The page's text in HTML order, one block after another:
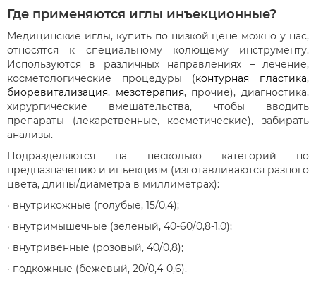
Где применяются иглы инъекционные?
Медицинские иглы, купить по низкой цене можно у нас,
относятся к специальному колющему инструменту.
Используются в различных направлениях – лечение,
косметологические процедуры (контурная пластика,
биоревитализация, мезотерапия, прочие), диагностика,
хирургические вмешательства, чтобы вводить
препараты (лекарственные, косметические), забирать
анализы.
Подразделяются на несколько категорий по
предназначению и инъекциям (изготавливаются разного
цвета, длины/диаметра в миллиметрах):
· внутрикожные (голубые, 15/0,4);
· внутримышечные (зеленый, 40-60/0,8-1,0);
· внутривенные (розовый, 40/0,8);
· подкожные (бежевый, 20/0,4-0,6).